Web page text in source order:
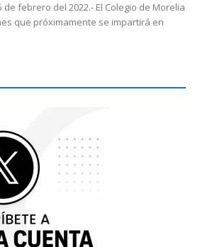
de febrero del 2022.- El Colegio de Morelia
que próximamente se impartirá en